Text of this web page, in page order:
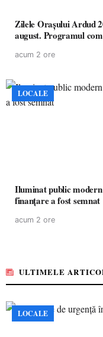
Zilele Orașului Ardud
august. Programul
acum 2 ore
LOCALE
Iluminat public
finanțare a fost semnat
acum 2 ore
ULTIMELE
LOCALE